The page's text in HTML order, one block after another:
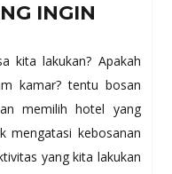
INGIN
kita lakukan? Apakah
kamar? tentu bosan
memilih hotel yang
mengatasi kebosanan
yang kita lakukan